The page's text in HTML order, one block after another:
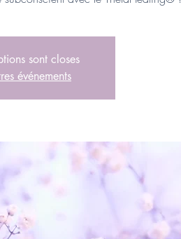
sont closes
événements